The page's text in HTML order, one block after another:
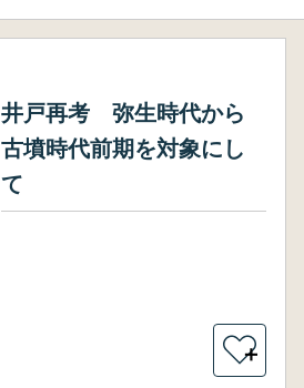
井戸再考 弥生時代から
古墳時代前期を対象にし
て
＋